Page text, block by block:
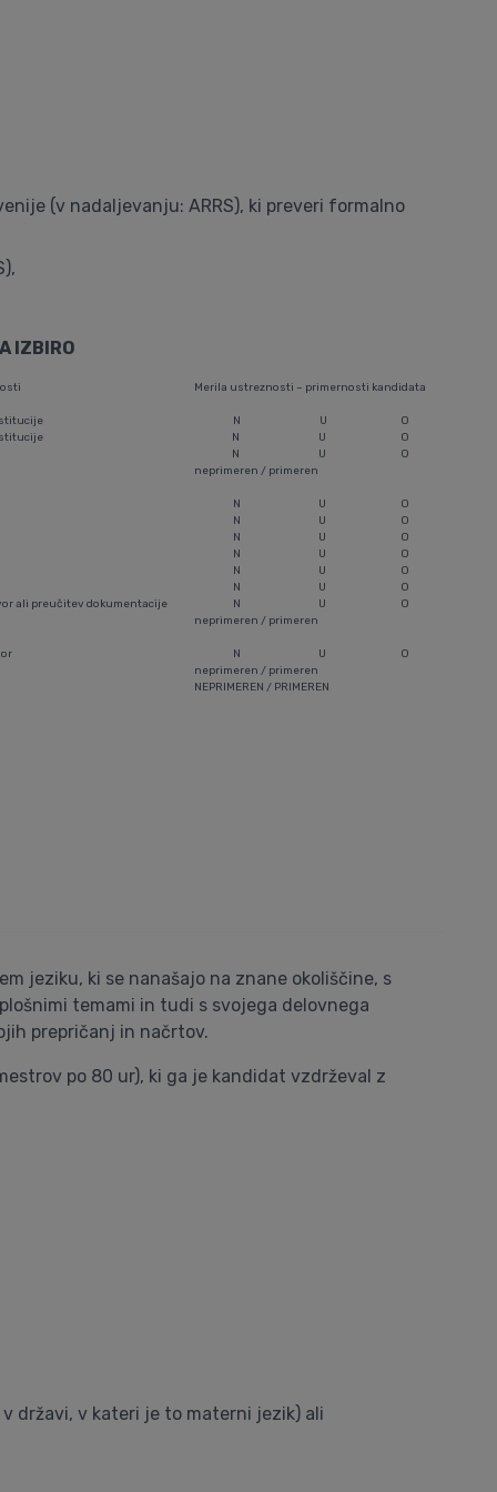
(v nadaljevanju: ARRS), ki preveri formalno
IZBIRO
Merila ustreznosti – primernosti kandidata
N U
O
N U
O
N
U
O
neprimeren / primeren
N U
O
N
U
O
N
U
O
N
U
O
N
U
O
N
U
O
ali preučitev dokumentacije
N U
O
neprimeren / primeren
N U
O
neprimeren / primeren
NEPRIMEREN / PRIMEREN
jeziku, ki se nanašajo na znane okoliščine, s
temami in tudi s svojega delovnega
prepričanj in načrtov.
po 80 ur), ki ga je kandidat vzdrževal z
državi, v kateri je to materni jezik) ali